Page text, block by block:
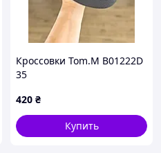
Кроссовки Tom.M B01222D
35
420 ₴
Купить